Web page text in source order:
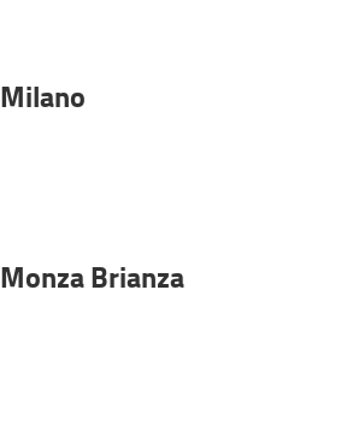
Milano
Monza Brianza